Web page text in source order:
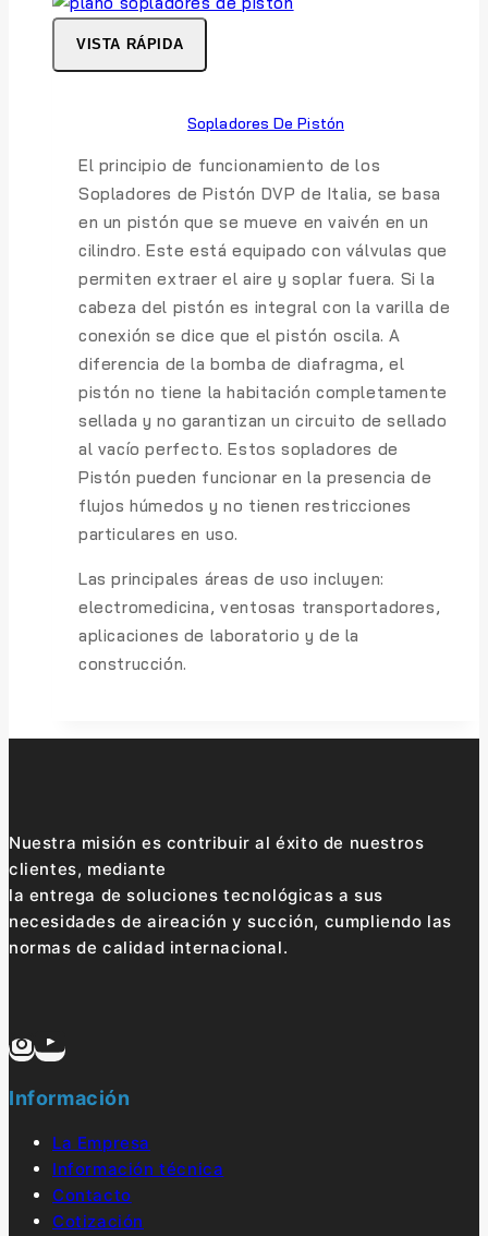
VISTA RÁPIDA
Sopladores De Pistón
El principio de funcionamiento de los
Sopladores de Pistón DVP de Italia, se basa
en un pistón que se mueve en vaivén en un
cilindro. Este está equipado con válvulas que
permiten extraer el aire y soplar fuera. Si la
cabeza del pistón es integral con la varilla de
conexión se dice que el pistón oscila. A
diferencia de la bomba de diafragma, el
pistón no tiene la habitación completamente
sellada y no garantizan un circuito de sellado
al vacío perfecto. Estos sopladores de
Pistón pueden funcionar en la presencia de
flujos húmedos y no tienen restricciones
particulares en uso.
Las principales áreas de uso incluyen:
electromedicina, ventosas transportadores,
aplicaciones de laboratorio y de la
construcción.
Nuestra misión es contribuir al éxito de nuestros
clientes, mediante
la entrega de soluciones tecnológicas a sus
necesidades de aireación y succión, cumpliendo las
normas de calidad internacional.
Información
La Empresa
Información técnica
Contacto
Cotización